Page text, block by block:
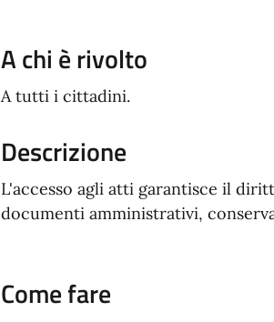
A chi è rivolto
A tutti i cittadini.
Descrizione
L'accesso agli atti garantisce il
documenti amministrativi,
Come fare